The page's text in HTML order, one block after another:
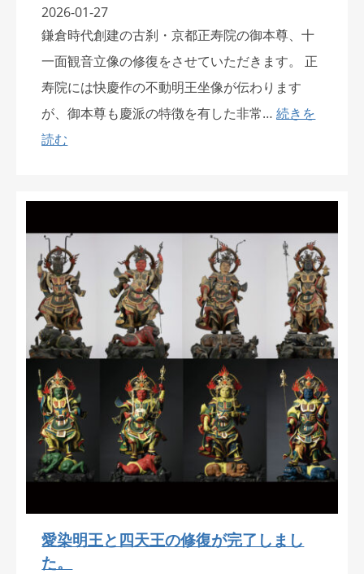
2026-01-27
鎌倉時代創建の古刹・京都正寿院の御本尊、十
一面観音立像の修復をさせていただきます。 正
寿院には快慶作の不動明王坐像が伝わります
が、御本尊も慶派の特徴を有した非常…続きを
読む
愛染明王と四天王の修復が完了しまし
た。